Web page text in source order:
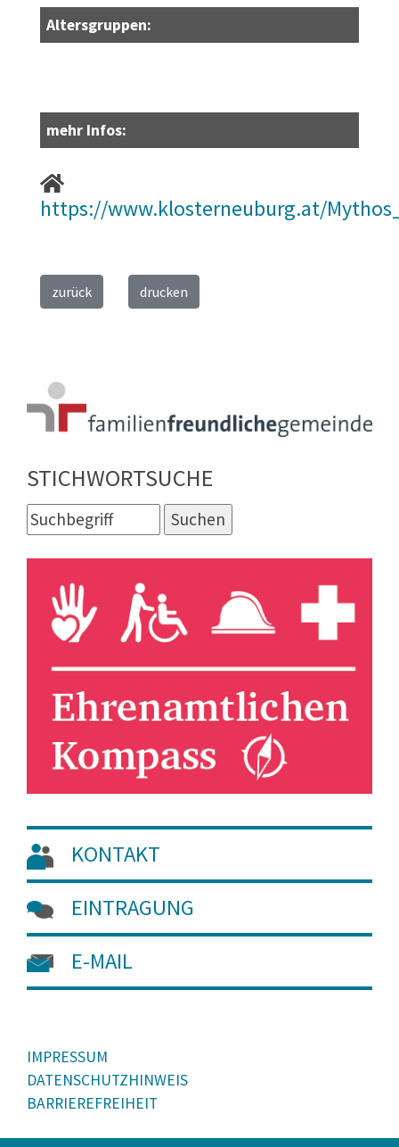
Altersgruppen:
mehr Infos:
https://www.klosterneuburg.at/
zurück drucken
STICHWORTSUCHE
KONTAKT
EINTRAGUNG
E-MAIL
IMPRESSUM
DATENSCHUTZHINWEIS
BARRIEREFREIHEIT